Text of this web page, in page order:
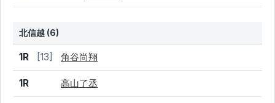
北信越 (6)
結果 シード 選手名
1R [13] 角谷尚翔
1R 高山了丞